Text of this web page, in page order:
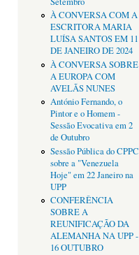
À CONVERSA COM A
ESCRITORA MARIA
LUÍSA SANTOS EM 11
DE JANEIRO DE 2024
À CONVERSA SOBRE
A EUROPA COM
AVELÃS NUNES
António Fernando, o
Pintor e o Homem -
Sessão Evocativa em 2
de Outubro
Sessão Pública do CPPC
sobre a "Venezuela
Hoje" em 22 Janeiro na
UPP
CONFERÊNCIA
SOBRE A
REUNIFICAÇÃO DA
ALEMANHA NA UPP -
16 OUTUBRO